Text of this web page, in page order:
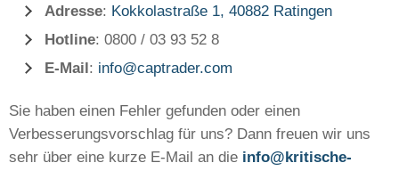
Adresse: Kokkolastraße 1, 40882 Ratingen
Hotline: 0800 / 03 93 52 8
E-Mail: info@captrader.com
Sie haben einen Fehler gefunden oder einen
Verbesserungsvorschlag für uns? Dann freuen wir uns
sehr über eine kurze E-Mail an die info@kritische-